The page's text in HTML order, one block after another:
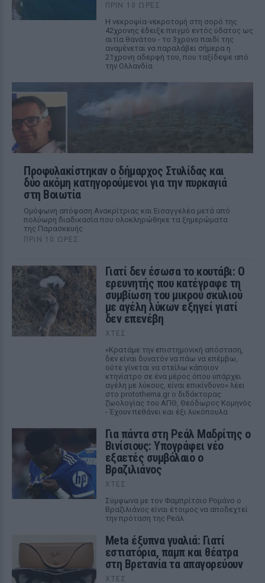
ΠΡΙΝ 10 ΏΡΕΣ
Η νεκροψία-νεκροτομή στη σορό της
42χρονης έδειξε πνιγμό εντός ύδατος ως
αιτία θανάτου - το 3χρονο παιδί της
αναμένεται να παραλάβει σήμερα η
21χρονη αδερφή του, που ταξίδεψε από
την Ολλανδία
Προφυλακίστηκαν ο δήμαρχος Στυλίδας και
δύο ακόμη κατηγορούμενοι για την πυρκαγιά
στη Βοιωτία
Ομόφωνη απόφαση Ανακρίτριας και Εισαγγελέα μετά από
πολύωρη διαδικασία που ολοκληρώθηκε τα ξημερώματα
της Παρασκευής
ΠΡΙΝ 10 ΏΡΕΣ
Γιατί δεν έσωσα το κουτάβι: Ο
ερευνητής που κατέγραφε τη
συμβίωση του μικρού σκυλιού
με αγέλη λύκων εξηγεί γιατί
δεν επενέβη
ΧΤΕΣ
«Κρατάμε την επιστημονική απόσταση,
δεν είναι δυνατόν να πάω να επέμβω,
ούτε γίνεται να στείλω κάποιον
κτηνίατρο σε ένα μέρος όπου υπάρχει
αγέλη με λύκους, είναι επικίνδυνο» λέει
στο protothema.gr ο διδάκτορας
ζωολογίας του ΑΠΘ, Θεόδωρος Κομηνός
- Έχουν πεθάνει και έξι λυκόπουλα
Για πάντα στη Ρεάλ Μαδρίτης ο
Βινίσιους: Υπογράφει νέο
εξαετές συμβόλαιο ο
Βραζιλιάνος
ΧΤΕΣ
Σύμφωνα με τον Φαμπρίτσιο Ρομάνο ο
Βραζιλιάνος είναι έτοιμος να αποδεχτεί
την πρόταση της Ρεάλ
Meta έξυπνα γυαλιά: Γιατί
εστιατόρια, παμπ και θέατρα
στη Βρετανία τα απαγορεύουν
ΧΤΕΣ